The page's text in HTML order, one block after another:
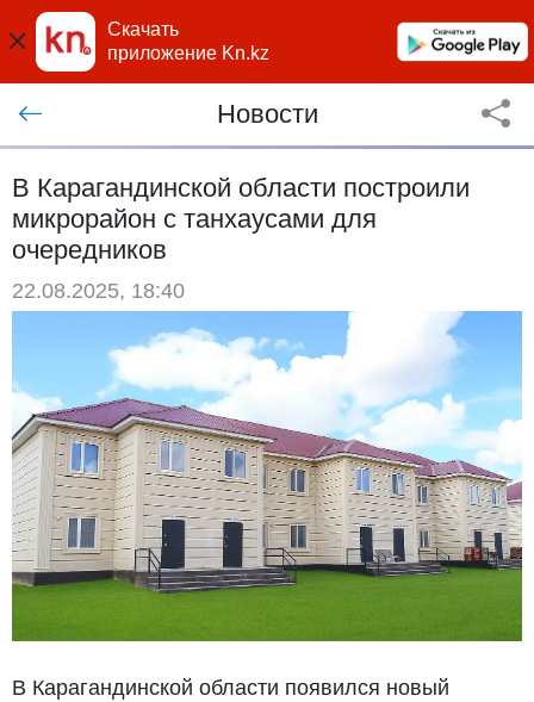
Скачать
приложение Kn.kz
Новости
В Карагандинской области построили
микрорайон с танхаусами для
очередников
22.08.2025, 18:40
В Карагандинской области появился новый